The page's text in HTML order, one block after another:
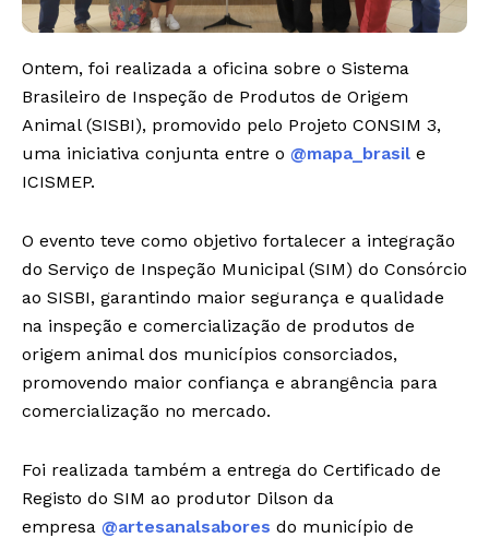
Ontem, foi realizada a oficina sobre o Sistema
Brasileiro de Inspeção de Produtos de Origem
Animal (SISBI), promovido pelo Projeto CONSIM 3,
uma iniciativa conjunta entre o @mapa_brasil e
ICISMEP.
O evento teve como objetivo fortalecer a integração
do Serviço de Inspeção Municipal (SIM) do Consórcio
ao SISBI, garantindo maior segurança e qualidade
na inspeção e comercialização de produtos de
origem animal dos municípios consorciados,
promovendo maior confiança e abrangência para
comercialização no mercado.
Foi realizada também a entrega do Certificado de
Registo do SIM ao produtor Dilson da
empresa @artesanalsabores do município de